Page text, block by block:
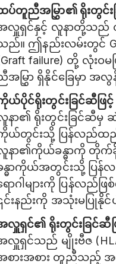
ပ်တူညီအမြွှာ၏ ရိုးတွင်းခြ
လှူရှင်နှင့် လူနာတို့သည် ထ
ည်။ ဤနည်းလမ်းတွင်
failure) တို့ လုံး
အမြွှာ ရှိနိုင်ခြေမှာ အလွ
ယ်ပိုင်ရိုးတွင်းခြင်ဆီဖြင့်
နာ၏ ရိုးတွင်းခြင်ဆီမှ
ယ်တွင်းသို့ ပြန်လည်ထည့်
နာ၏ကိုယ်ခန္ဓာကို တိုက်ခိုက်
န္ဓာကိုယ်အတွင်းသို့ ပြန်
ောဂါများကို ပြန်လည်
င်းနည်းကို အသုံးမပြုနိုင်ပ
လှူရှင်၏ ရိုးတွင်းခြင်ဆီဖြ
လှူရှင်သည် မျိုးဗီဇ
စားအစား တူညီသည့်